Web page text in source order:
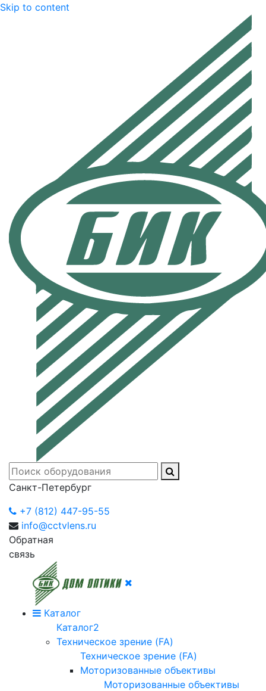
Skip to content
Санкт-Петербург
+7 (812) 447-95-55
info@cctvlens.ru
Обратная
связь
Каталог
Каталог2
Техническое зрение (FA)
Техническое зрение (FA)
Моторизованные объективы
Моторизованные объективы